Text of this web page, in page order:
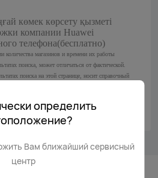
көмек көрсету қызметі
компании Huawei
телефона(бесплатно)
магазинов и времени их работы
поиска, может отличаться от фактической.
поиска на этой странице, носит справочный
определить
Вам ближайший сервисный
центр